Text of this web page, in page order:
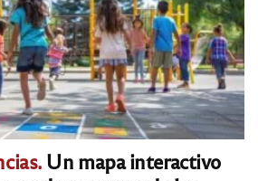
Un mapa interactivo